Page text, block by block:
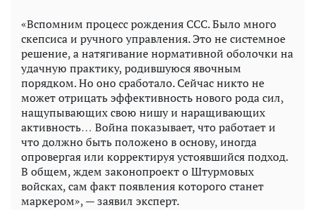
«Вспомним процесс рождения ССС. Было много
скепсиса и ручного управления. Это не системное
решение, а натягивание нормативной оболочки на
удачную практику, родившуюся явочным
порядком. Но оно сработало. Сейчас никто не
может отрицать эффективность нового рода сил,
нащупывающих свою нишу и наращивающих
активность… Война показывает, что работает и
что должно быть положено в основу, иногда
опровергая или корректируя устоявшийся подход.
В общем, ждем законопроект о Штурмовых
войсках, сам факт появления которого станет
маркером», — заявил эксперт.